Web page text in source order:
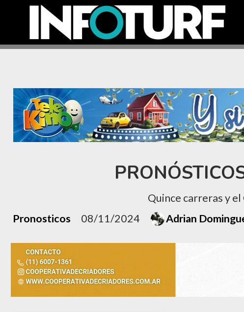
Quince carreras y
Pronosticos
08/11/2024 Adrian